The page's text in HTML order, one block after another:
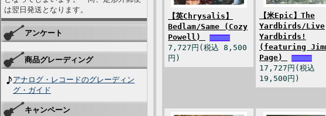
は翌日発送となります。
アンケート
商品グレーディング
アナログ・レコードのグレーディン
グ・ガイド
キャンペーン
【英Chrysalis】
Bedlam/Same (Cozy
Powell)
7,727円(税込 8,500
円)
【米Epic】The
Yardbirds/Live
Yardbirds!
(featuring
Page)
17,727円(税込
19,500円)